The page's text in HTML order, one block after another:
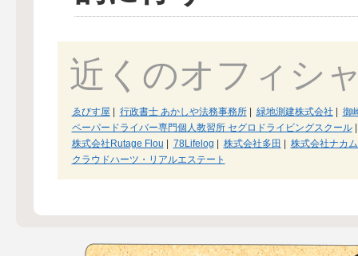
近くのオフィシ
ゑびす屋 | 行政書士 あかしや法務事務所| 緑地測建株式会社 | 御
ペーパードライバー専門個人教習所 セグロドライビングスクール|
株式会社Rutage Flou | 78Lifelog | 株式会社多田 | 株式会社ナカ
クラウドハーツ・リアルエステート